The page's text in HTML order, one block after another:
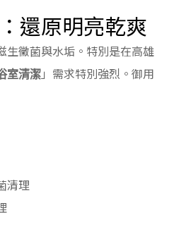
還原明亮乾爽
生黴菌與水垢。特別是在高雄
室清潔 」需求特別強烈。御用
清理